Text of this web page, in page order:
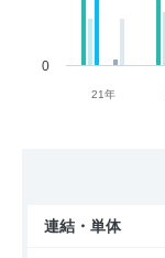
21年
0
連結・単体